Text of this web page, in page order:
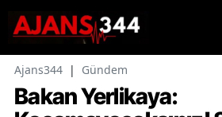
Ajans344 | Gündem
Bakan Yerlikaya: